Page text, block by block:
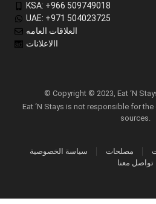
KSA: +966 509749018
UAE: +971 504023725
العلاقات العامه
االاعلانات
© Copyright © 2023, Eat ‘N
Eat ‘N Stays is not responsible for
sources.
سياسة الخصوصية مصلحات
تواصل معنا